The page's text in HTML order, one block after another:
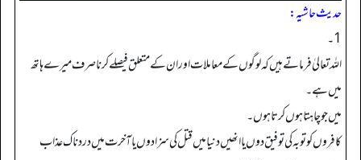
حدیث حاشیہ:
1۔
اللہ تعالیٰ فرماتے ہیں کہ لوگوں کے معاملات اور ان کے متعلق فیصلے کرنا صرف میرے ہاتھ
میں ہے۔
میں جو چاہتا ہوں کرتا ہوں۔
کافروں کو توبہ کی توفیق دوں یا انھیں دنیا میں قتل کی سزا دوں یا آخرت میں دردناک عذاب